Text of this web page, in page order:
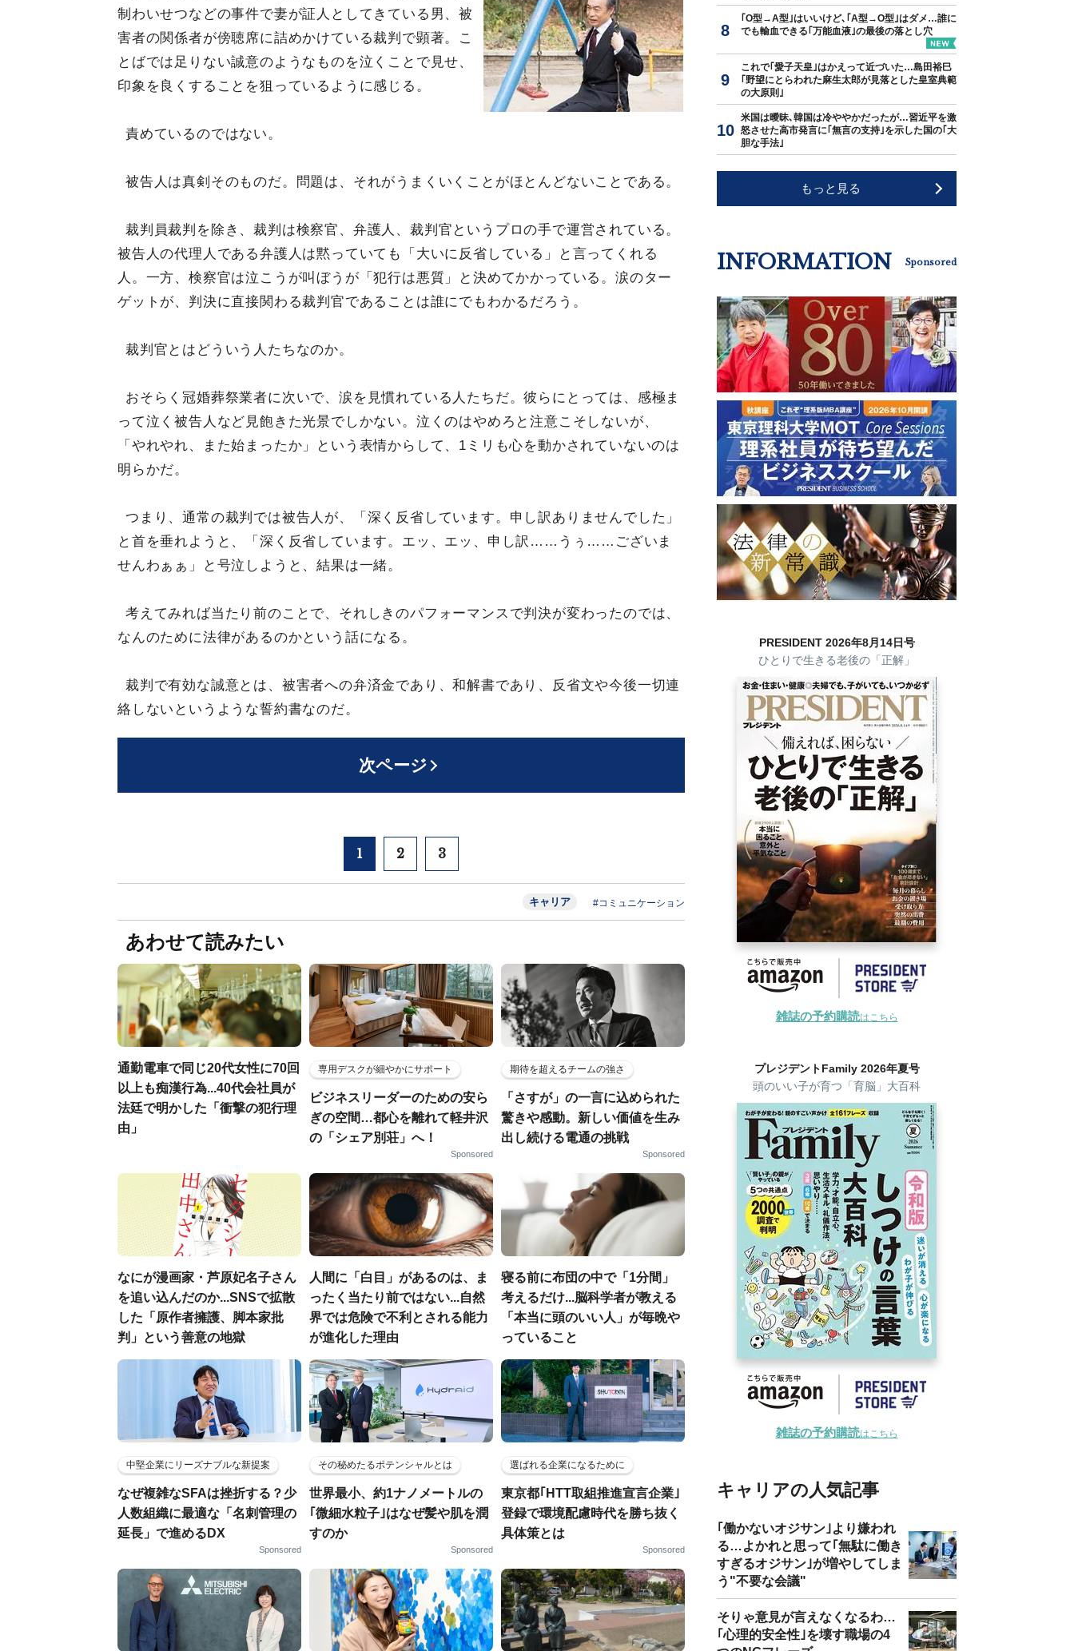
制わいせつなどの事件で妻が証人としてきている男、被
害者の関係者が傍聴席に詰めかけている裁判で顕著。こ
とばでは足りない誠意のようなものを泣くことで見せ、
印象を良くすることを狙っているように感じる。
責めているのではない。
被告人は真剣そのものだ。問題は、それがうまくいくことがほとんどないことである。
裁判員裁判を除き、裁判は検察官、弁護人、裁判官というプロの手で運営されている。
被告人の代理人である弁護人は黙っていても「大いに反省している」と言ってくれる
人。一方、検察官は泣こうが叫ぼうが「犯行は悪質」と決めてかかっている。涙のター
ゲットが、判決に直接関わる裁判官であることは誰にでもわかるだろう。
裁判官とはどういう人たちなのか。
おそらく冠婚葬祭業者に次いで、涙を見慣れている人たちだ。彼らにとっては、感極ま
って泣く被告人など見飽きた光景でしかない。泣くのはやめろと注意こそしないが、
「やれやれ、また始まったか」という表情からして、1ミリも心を動かされていないのは
明らかだ。
つまり、通常の裁判では被告人が、「深く反省しています。申し訳ありませんでした」
と首を垂れようと、「深く反省しています。エッ、エッ、申し訳……うぅ……ございま
せんわぁぁ」と号泣しようと、結果は一緒。
考えてみれば当たり前のことで、それしきのパフォーマンスで判決が変わったのでは、
なんのために法律があるのかという話になる。
裁判で有効な誠意とは、被害者への弁済金であり、和解書であり、反省文や今後一切連
絡しないというような誓約書なのだ。
次ページ
1 2 3
キャリア #コミュニケーション
あわせて読みたい
通勤電車で同じ20代女性に70回
以上も痴漢行為...40代会社員が
法廷で明かした「衝撃の犯行理
由」
専用デスクが細やかにサポート
ビジネスリーダーのための安ら
ぎの空間…都心を離れて軽井沢
の「シェア別荘」へ！
Sponsored
期待を超えるチームの強さ
「さすが」の一言に込められた
驚きや感動。新しい価値を生み
出し続ける電通の挑戦
Sponsored
なにが漫画家・芦原妃名子さん
を追い込んだのか...SNSで拡散
した「原作者擁護、脚本家批
判」という善意の地獄
人間に「白目」があるのは、ま
ったく当たり前ではない...自然
界では危険で不利とされる能力
が進化した理由
寝る前に布団の中で「1分間」
考えるだけ...脳科学者が教える
「本当に頭のいい人」が毎晩や
っていること
中堅企業にリーズナブルな新提案
なぜ複雑なSFAは挫折する？少
人数組織に最適な「名刺管理の
延長」で進めるDX
Sponsored
その秘めたるポテンシャルとは
世界最小、約1ナノメートルの
｢微細水粒子｣はなぜ髪や肌を潤
すのか
Sponsored
選ばれる企業になるために
東京都｢HTT取組推進宣言企業｣
登録で環境配慮時代を勝ち抜く
具体策とは
Sponsored
｢O型→A型｣はいいけど､｢A型→O型｣はダメ…誰に
でも輸血できる｢万能血液｣の最後の落とし穴
これで｢愛子天皇｣はかえって近づいた…島田裕巳
｢野望にとらわれた麻生太郎が見落とした皇室典範
の大原則｣
米国は曖昧､韓国は冷ややかだったが…習近平を激
怒させた高市発言に｢無言の支持｣を示した国の｢大
胆な手法｣
もっと見る
INFORMATION Sponsored
PRESIDENT 2026年8月14日号
ひとりで生きる老後の「正解」
雑誌の予約購読はこちら
プレジデントFamily 2026年夏号
頭のいい子が育つ「育脳」大百科
雑誌の予約購読はこちら
キャリアの人気記事
｢働かないオジサン｣より嫌われ
る…よかれと思って｢無駄に働き
すぎるオジサン｣が増やしてしま
う"不要な会議"
そりゃ意見が言えなくなるわ…
｢心理的安全性｣を壊す職場の4